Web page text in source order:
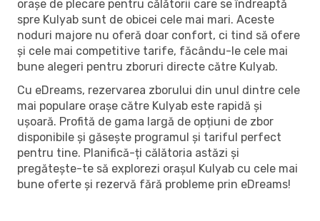
orașe de plecare pentru călătorii care se îndreaptă
spre Kulyab sunt de obicei cele mai mari. Aceste
noduri majore nu oferă doar confort, ci tind să ofere
și cele mai competitive tarife, făcându-le cele mai
bune alegeri pentru zboruri directe către Kulyab.
Cu eDreams, rezervarea zborului din unul dintre cele
mai populare orașe către Kulyab este rapidă și
ușoară. Profită de gama largă de opțiuni de zbor
disponibile și găsește programul și tariful perfect
pentru tine. Planifică-ți călătoria astăzi și
pregătește-te să explorezi orașul Kulyab cu cele mai
bune oferte și rezervă fără probleme prin eDreams!